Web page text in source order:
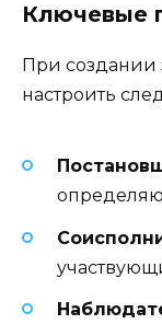
Ключевые
При создании
настроить